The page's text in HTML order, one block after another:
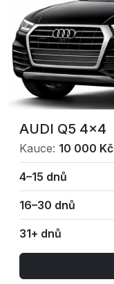
AUDI Q5 4×4
Kauce: 10 000 Kč
4–15 dnů
16–30 dnů
31+ dnů